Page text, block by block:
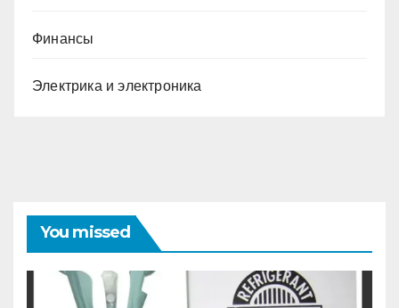
Финансы
Электрика и электроника
You missed